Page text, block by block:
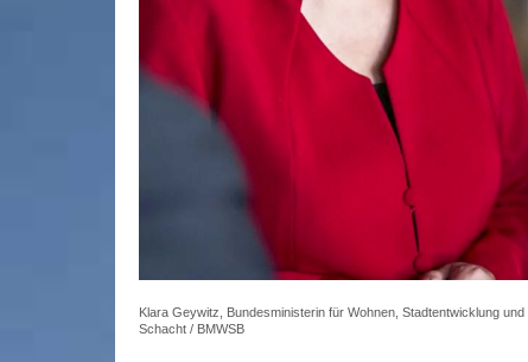
Klara Geywitz, Bundesministerin für Wohnen, Stadtentwicklung
Schacht / BMWSB